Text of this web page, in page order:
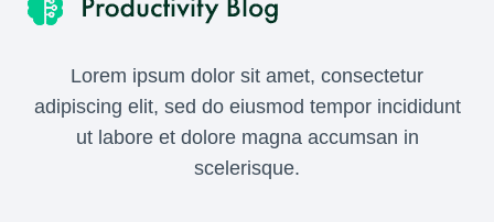
Lorem ipsum dolor sit amet, consectetur
adipiscing elit, sed do eiusmod tempor incididunt
ut labore et dolore magna accumsan in
scelerisque.